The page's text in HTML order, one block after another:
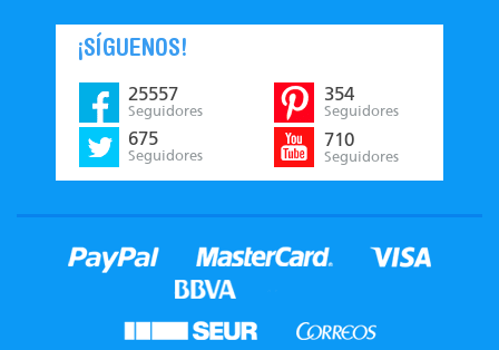
¡SÍGUENOS!
25557
Seguidores
675
Seguidores
354
Seguidores
710
Seguidores